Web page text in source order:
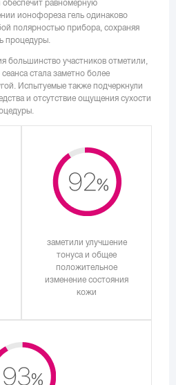
обеспечит равномерную
ионофореза гель одинаково
полярностью прибора, сохраняя
процедуры.
большинство участников отметили,
стала заметно более
Испытуемые также подчеркнули
и отсутствие ощущения сухости
заметили улучшение
тонуса и общее
положительное
изменение состояния
кожи